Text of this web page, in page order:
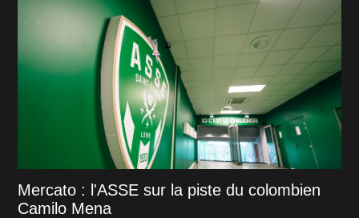
Mercato : l'ASSE sur la piste du colombien
Camilo Mena